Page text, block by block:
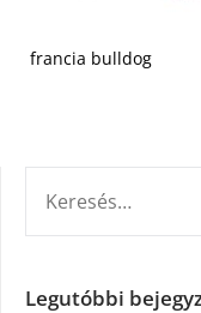
francia bulldog
Legutóbbi